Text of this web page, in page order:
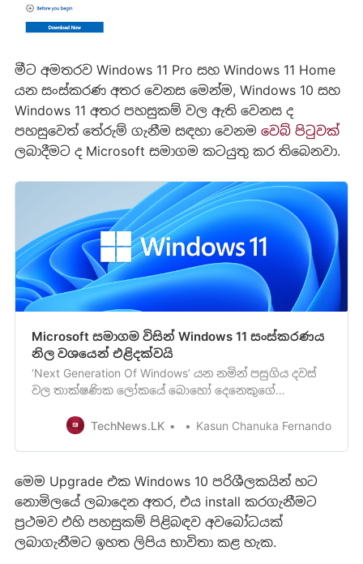
මීට අමතරව Windows 11 Pro සහ Windows 11 Home
යන සංස්කරණ අතර වෙනස මෙන්ම, Windows 10 සහ
Windows 11 අතර පහසුකම් වල ඇති වෙනස ද
පහසුවෙත් තේරුම් ගැනීම සඳහා වෙනම වෙබ් පිටුවක්
ලබාදීමට ද Microsoft සමාගම කටයුතු කර තිබෙනවා.
Microsoft සමාගම විසින් Windows 11 සංස්කරණය
නිල වශයෙන් එළිදක්වයි
‘Next Generation Of Windows’ යන නමින් පසුගිය දවස්
වල තාක්ෂණික ලෝකයේ බොහෝ දෙනෙකුගේ
event එක පසුගිය ජුනි 24 වන දින ශ්
TechNews.LK Kasun Chanuka Fernando
මෙම Upgrade එක Windows 10 පරිශීලකයින් හට
නොමිලයේ ලබාදෙන අතර, ‍එය install කරගැනීමට
ප්‍රථමව එහි පහසුකම් පිළිබඳව අවබෝධයක්
ලබාගැනීමට ඉහත ලිපිය භාවිතා කළ හැක.